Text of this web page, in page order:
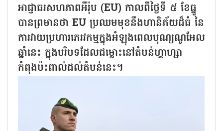
អាជ្ញាធរសហភាពអឺរ៉ុប (EU) កាលពីថ្ងៃទី ៥ ខែធ្នូ
បានព្រមានថា EU ប្រឈមមុខនឹងហានិភ័យដ៏ធំ នៃ
ការវាយប្រហារភេរវកម្មក្នុងអំឡុងពេលបុណ្យណូអែល
ឆ្នាំនេះ ក្នុងបរិបទដែលជម្លោះនៅតំបន់ហ្គាហ្សា
កំពុងប៉ះពាល់ដល់តំបន់នេះ។